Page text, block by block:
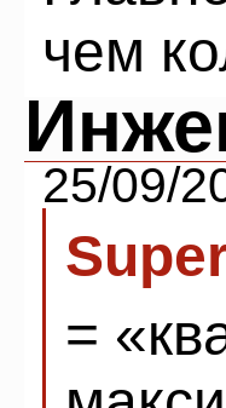
чем
25/09/
=